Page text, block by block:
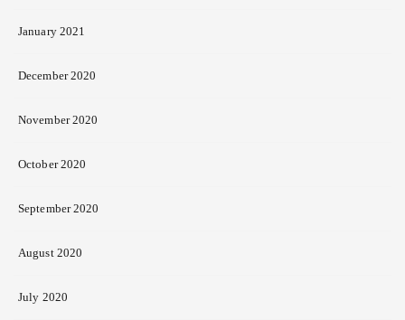
January 2021
December 2020
November 2020
October 2020
September 2020
August 2020
July 2020